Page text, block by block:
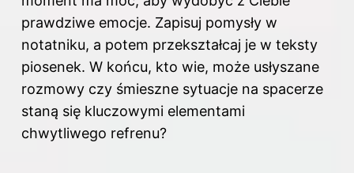
prawdziwe emocje. Zapisuj pomysły w
notatniku, a potem przekształcaj je w teksty
piosenek. W końcu, kto wie, może usłyszane
rozmowy czy śmieszne sytuacje na spacerze
staną się kluczowymi elementami
chwytliwego refrenu?